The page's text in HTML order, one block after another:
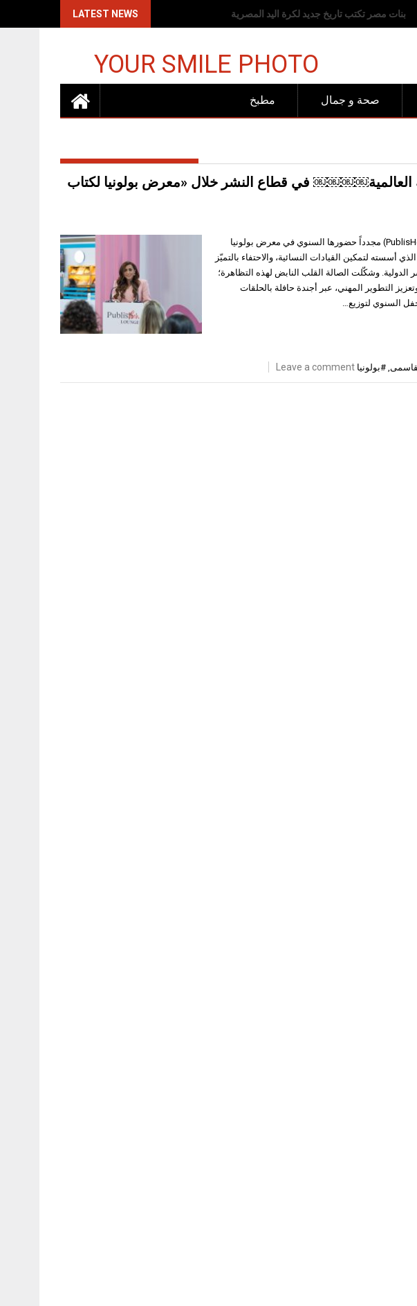
LATEST NEWS رفض عربي وإسلامي للانتهاكات الإسرائيلية
YOUR SMILE PHOTO
مطبخ صحة و جمال
العالمية￼￼￼￼ في قطاع النشر خلال «معرض بولونيا لكتاب
بولونيا، إيطاليا – 15 أبريل 2026 رسّخت صالة «ببلش هير» (PublisHer) مجدداً حضورها السنوي في معرض بولونيا
أسسته لتمكين القيادات النسائية، والاحتفاء بالتميّز
الدولية. وشكّلت الصالة القلب النابض لهذه التظاهرة؛
التطوير المهني، عبر أجندة حافلة بالحلقات
السنوي لتوزيع…
, #بولونيا Leave a comment